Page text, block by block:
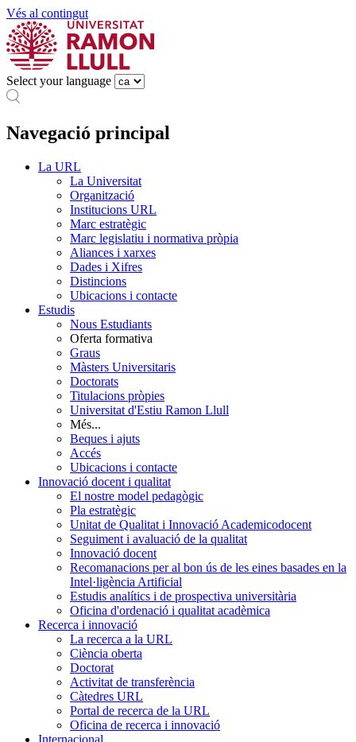
Vés al contingut
Select your language
Navegació principal
La URL
La Universitat
Organització
Institucions URL
Marc estratègic
Marc legislatiu i normativa pròpia
Aliances i xarxes
Dades i Xifres
Distincions
Ubicacions i contacte
Estudis
Nous Estudiants
Oferta formativa
Graus
Màsters Universitaris
Doctorats
Titulacions pròpies
Universitat d'Estiu Ramon Llull
Més...
Beques i ajuts
Accés
Ubicacions i contacte
Innovació docent i qualitat
El nostre model pedagògic
Pla estratègic
Unitat de Qualitat i Innovació Academicodocent
Seguiment i avaluació de la qualitat
Innovació docent
Recomanacions per al bon ús de les eines basades en la
Intel·ligència Artificial
Estudis analítics i de prospectiva universitària
Oficina d'ordenació i qualitat acadèmica
Recerca i innovació
La recerca a la URL
Ciència oberta
Doctorat
Activitat de transferència
Càtedres URL
Portal de recerca de la URL
Oficina de recerca i innovació
Internacional